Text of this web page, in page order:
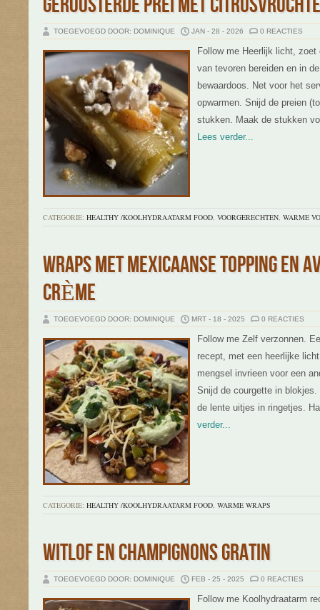
TOEGEVOEGD DOOR: DOMINIQUE JAN - 28 - 2026 0 REACTIES
Follow me Heerlijk licht,
van tevoren bereiden en in
bewaardoos. Net voor het
opwarmen. Snijd de preien
stukken. Maak de stukken
Lees verder...
CATEGORIE: HEALTHY /KOOLHYDRAATARM FOOD, VOORGERECHTEN, WARME
WRAPS MET MEXICAANSE TOPPING EN
CRÈME
TOEGEVOEGD DOOR: DOMINIQUE MRT - 18 - 2025 0 REACTIES
Follow me Zelf verzonnen.
recept, met een heerlijke
mengsel invrieen voor een
Snijd de courgette in
de lente uitjes in ringetjes.
verder...
CATEGORIE: HEALTHY /KOOLHYDRAATARM FOOD, WARME WRAPS
WITLOF EN CHAMPIGNONS GRATIN
TOEGEVOEGD DOOR: DOMINIQUE FEB - 25 - 2025 0 REACTIES
Follow me Koolhydraatarm